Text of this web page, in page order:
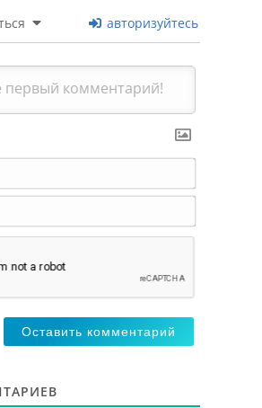
авторизуйтесь
Имя*